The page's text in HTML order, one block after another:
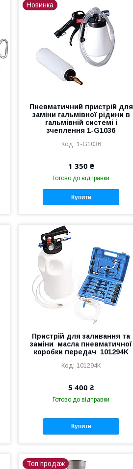
Новинка
Пневматичний пристрій для
заміни гальмівної рідини в
гальмівній системі і
зчеплення 1-G1036
1-G1036
1 350 ₴
Готово до відправки
Купити
Пристрій для заливання та
заміни масла пневматичної
коробки передач 101294K
101294К
5 400 ₴
Готово до відправки
Купити
Топ продаж